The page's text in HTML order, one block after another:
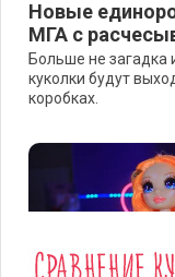
Новые
МГА с
Больше не загадка
куколки будут
коробках.